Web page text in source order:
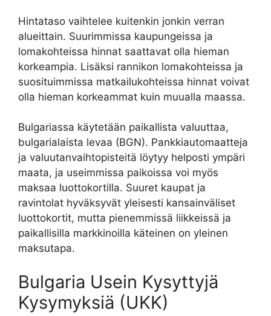
Hintataso vaihtelee kuitenkin jonkin verran
alueittain. Suurimmissa kaupungeissa ja
lomakohteissa hinnat saattavat olla hieman
korkeampia. Lisäksi rannikon lomakohteissa ja
suosituimmissa matkailukohteissa hinnat voivat
olla hieman korkeammat kuin muualla maassa.
Bulgariassa käytetään paikallista valuuttaa,
bulgarialaista levaa (BGN). Pankkiautomaatteja
ja valuutanvaihtopisteitä löytyy helposti ympäri
maata, ja useimmissa paikoissa voi myös
maksaa luottokortilla. Suuret kaupat ja
ravintolat hyväksyvät yleisesti kansainväliset
luottokortit, mutta pienemmissä liikkeissä ja
paikallisilla markkinoilla käteinen on yleinen
maksutapa.
Bulgaria Usein Kysyttyjä
Kysymyksiä (UKK)